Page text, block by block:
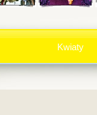
Kwiaty